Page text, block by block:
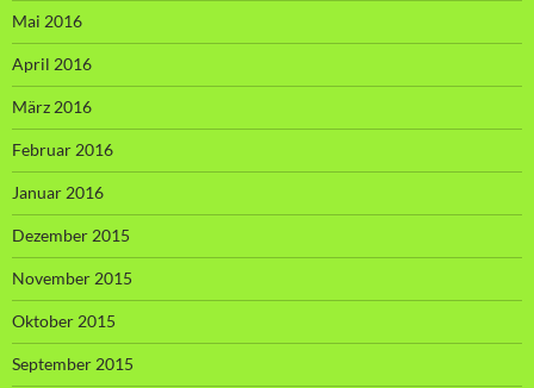
Mai 2016
April 2016
März 2016
Februar 2016
Januar 2016
Dezember 2015
November 2015
Oktober 2015
September 2015